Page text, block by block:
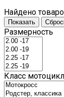
Найдено
Показать
Размерность
Класс